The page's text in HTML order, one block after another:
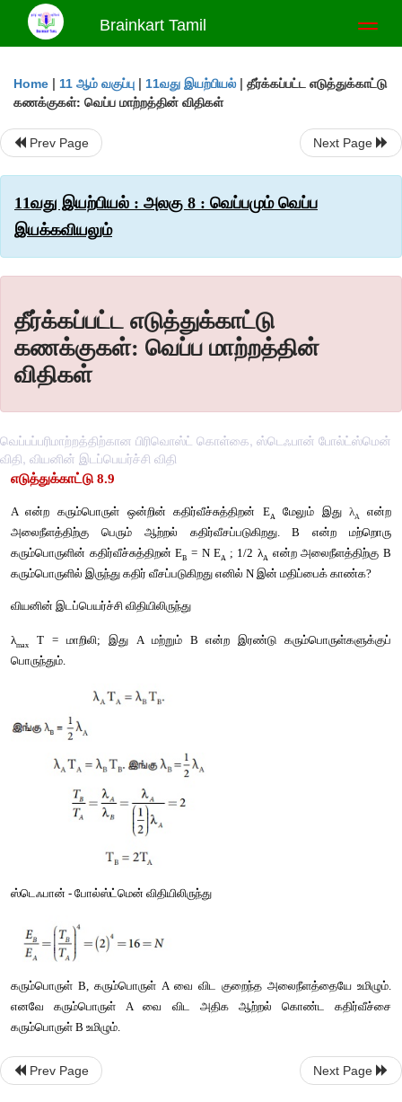
Brainkart Tamil
Home | 11 ஆம் வகுப்பு | 11வது இயற்பியல் | தீர்க்கப்பட்ட எடுத்துக்காட்டு
கணக்குகள்: வெப்ப மாற்றத்தின் விதிகள்
Prev Page Next Page
11வது இயற்பியல் : அலகு 8 : வெப்பமும் வெப்ப
இயக்கவியலும்
தீர்க்கப்பட்ட எடுத்துக்காட்டு
கணக்குகள்: வெப்ப மாற்றத்தின்
விதிகள்
வெப்பப்பரிமாற்றத்திற்கான பிரிவொஸ்ட் கொள்கை, ஸ்டெஃபான் போல்ட்ஸ்மென்
விதி, வியனின் இடப்பெயர்ச்சி விதி
எடுத்துக்காட்டு 8.9
A என்ற கரும்பொருள் ஒன்றின் கதிர்வீச்சுத்திறன் EA மேலும்
அலைநீளத்திற்கு பெரும் ஆற்றல் கதிர்வீசப்படுகிறது. B
கரும்பொருளின் கதிர்வீச்சுத்திறன்
கரும்பொருளில் இருந்து கதிர் வீசப்படுகிறது எனில் N இன்
வியனின் இடப்பெயர்ச்சி விதியிலிருந்து
T =
மாறிலி; இது A மற்றும் B என்ற இரண்டு
Prev Page Next Page